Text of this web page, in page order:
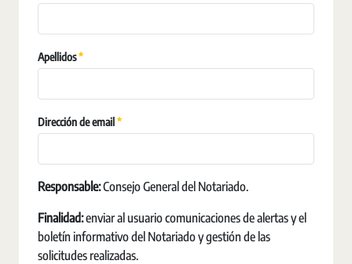
Apellidos Erforderlich
Dirección de email Erforderlich
Responsable:Consejo General del Notariado.
Finalidad:enviar al usuario comunicaciones de alertas y el
boletín informativo del Notariado y gestión de las
solicitudes realizadas.